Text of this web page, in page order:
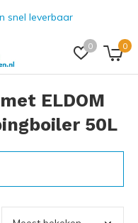
0 0
snel leverbaar
ELDOM
50L